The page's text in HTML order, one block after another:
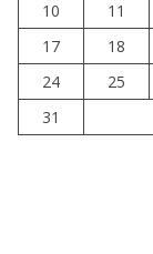
10
11
17
18
24
25
31